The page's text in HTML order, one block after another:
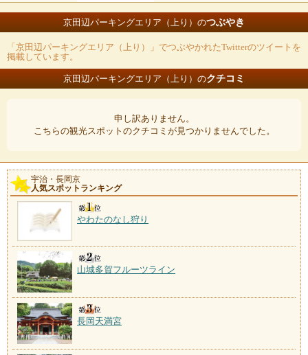
京田辺パーキングエリア（上り）のつぶやき
「京田辺パーキングエリア（上り）」でつぶやかれたTwitterのツイートを
掲載しています。
京田辺パーキングエリア（上り）のクチコミ
申し訳ありません。
こちらの観光スポットのクチコミが見つかりませんでした。
宇治・長岡京
人気スポットランキング
やわたのなし狩り
山城多賀フルーツライン
長岡天満宮